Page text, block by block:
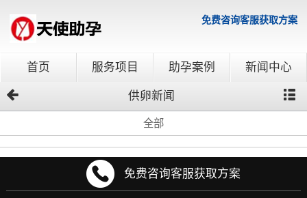
免费咨询客服获取方案
首页 服务项目 助孕案例 新闻中心
供卵新闻
全部
免费咨询客服获取方案